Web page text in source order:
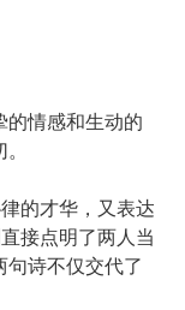
的情感和生动的
的才华，又表达
接点明了两人当
诗不仅交代了